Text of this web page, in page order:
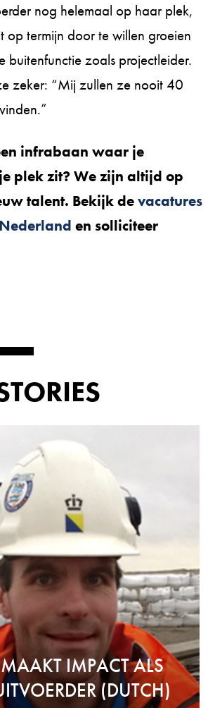
nog helemaal op haar plek,
op termijn door te willen groeien
buitenfunctie zoals projectleider.
zeker: “Mij zullen ze nooit 40
infrabaan waar je
plek zit? We zijn altijd op
talent. Bekijk devacatures
en solliciteer
IMPACT ALS
(DUTCH)